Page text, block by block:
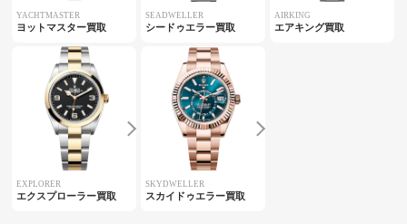
YACHTMASTER
ヨットマスター買取
SEADWELLER
シードゥエラー買取
AIRKING
エアキング買取
EXPLORER
エクスプローラー買取
SKYDWELLER
スカイドゥエラー買取